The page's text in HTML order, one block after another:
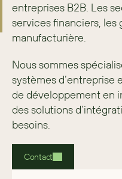
entreprises B2B. Les
services financiers, les
manufacturière.
Nous sommes
systèmes d’entreprise
de développement en
des solutions
besoins.
Contact